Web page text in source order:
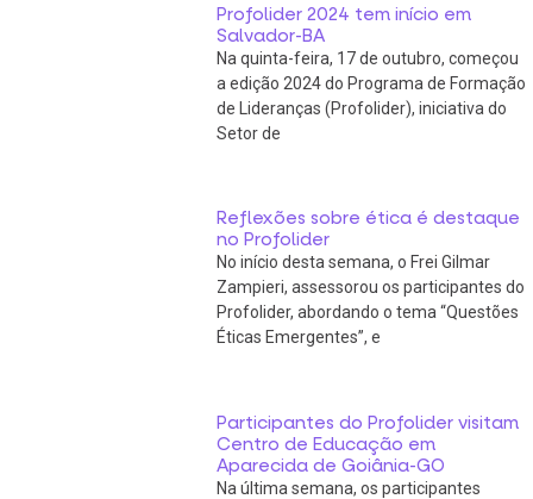
Profolider 2024 tem início em
Salvador-BA
Na quinta-feira, 17 de outubro, começou
a edição 2024 do Programa de Formação
de Lideranças (Profolider), iniciativa do
Setor de
Reflexões sobre ética é destaque
no Profolider
No início desta semana, o Frei Gilmar
Zampieri, assessorou os participantes do
Profolider, abordando o tema “Questões
Éticas Emergentes”, e
Participantes do Profolider visitam
Centro de Educação em
Aparecida de Goiânia-GO
Na última semana, os participantes